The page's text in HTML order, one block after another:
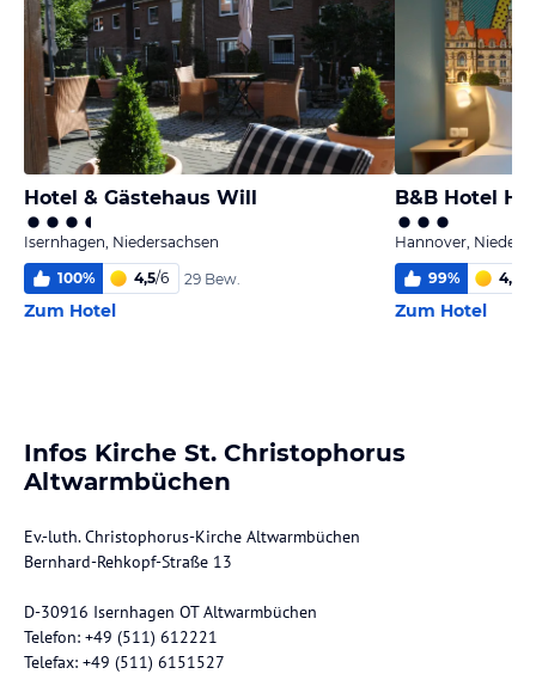
Hotel & Gästehaus Will
Isernhagen, Niedersachsen
100% 4,5/6 29 Bew.
Zum Hotel
B&B Hotel
Hannover,
99% 4,7
Zum Hotel
Infos Kirche St. Christophorus
Altwarmbüchen
Ev.-luth. Christophorus-Kirche Altwarmbüchen
Bernhard-Rehkopf-Straße 13
D-30916 Isernhagen OT Altwarmbüchen
Telefon: +49 (511) 612221
Telefax: +49 (511) 6151527